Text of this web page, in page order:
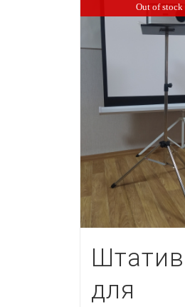
Out of stock
Штатив
для